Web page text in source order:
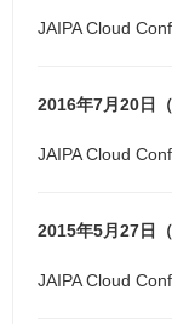
JAIPA Cloud
2016年7月20日（
JAIPA Cloud
2015年5月27日（
JAIPA Cloud